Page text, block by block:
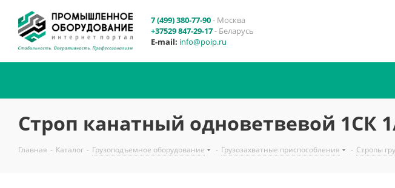
7 (499) 380-77-90- Москва
+37529 847-29-17- Беларусь
E-mail: info@poip.ru
Строп канатный одноветвевой 1СК
Главная - Каталог - Грузоподъемное оборудование - Грузозахватные приспособления - Стропы